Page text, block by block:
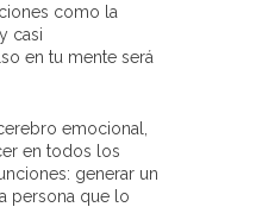
como la
casi
en tu mente será
emocional,
en todos los
generar un
persona que lo